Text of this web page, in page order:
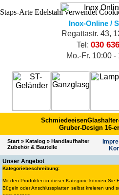
Staps-Arte Edelstahl verwendet
Inox-Online /
Regattastr. 43,
Tel: 030
Mo.-Fr. 10:00
Schmiedeeisen
Gruber-Design 16-
Start » Katalog » Handlaufhalter
Zubehör & Bauteile
Unser Angebot
Kategoriebeschreibung:
Mit den Produkten in dieser Kategorie können Sie
Bügeln oder Anschlussplatten selbst kreieren und